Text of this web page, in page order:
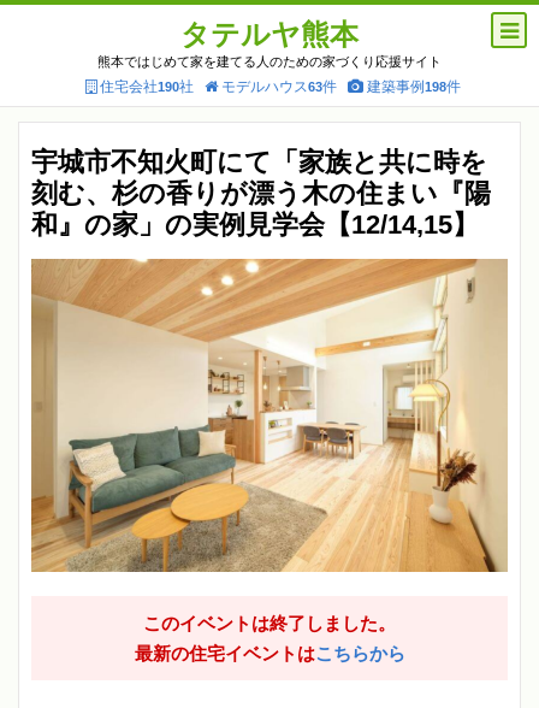
タテルヤ熊本
熊本ではじめて家を建てる人のための家づくり応援サイト
住宅会社190社 モデルハウス63件 建築事例198件
宇城市不知火町にて「家族と共に時を
刻む、杉の香りが漂う木の住まい『陽
和』の家」の実例見学会【12/14,15】
このイベントは終了しました。
最新の住宅イベントはこちらから